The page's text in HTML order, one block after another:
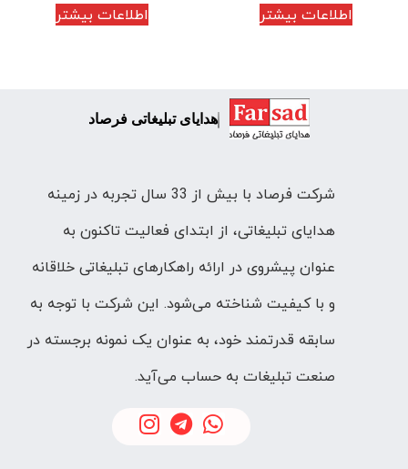
اطلاعات بیشتر
اطلاعات بیشتر
هدایای تبلیغاتی فرصاد
شرکت فرصاد با بیش از 33 سال تجربه در زمینه
هدایای تبلیغاتی، از ابتدای فعالیت تاکنون به
عنوان پیشروی در ارائه راهکارهای تبلیغاتی خلاقانه
و با کیفیت شناخته می‌شود. این شرکت با توجه به
سابقه قدرتمند خود، به عنوان یک نمونه برجسته در
صنعت تبلیغات به حساب می‌آید.